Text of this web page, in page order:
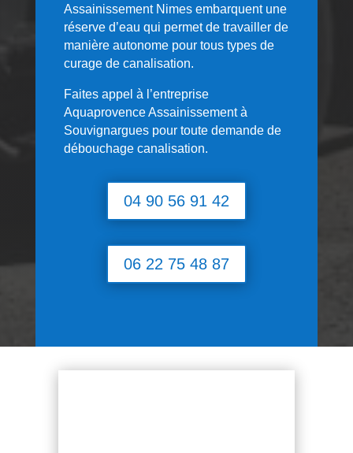
Assainissement Nimes embarquent une
réserve d’eau qui permet de travailler de
manière autonome pour tous types de
curage de canalisation.
Faites appel à l’entreprise
Aquaprovence Assainissement à
Souvignarguespour toute demande de
débouchage canalisation.
04 90 56 91 42
06 22 75 48 87